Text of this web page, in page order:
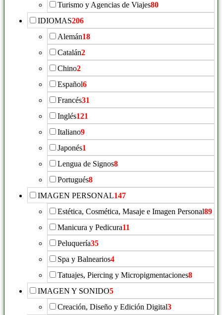
Turismo y Agencias de Viajes80
IDIOMAS206
Alemán18
Catalán2
Chino2
Español6
Francés31
Inglés121
Italiano9
Japonés1
Lengua de Signos8
Portugués8
IMAGEN PERSONAL147
Estética, Cosmética, Masaje e Imagen Personal89
Manicura y Pedicura11
Peluquería35
Spa y Balnearios4
Tatuajes, Piercing y Micropigmentaciones8
IMAGEN Y SONIDO5
Creación, Diseño y Edición Digital3